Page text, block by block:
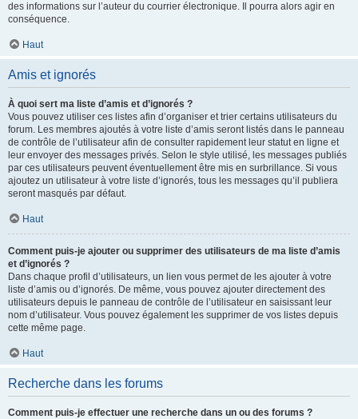
des informations sur l’auteur du courrier électronique. Il pourra alors agir en
conséquence.
Haut
Amis et ignorés
À quoi sert ma liste d’amis et d’ignorés ?
Vous pouvez utiliser ces listes afin d’organiser et trier certains utilisateurs du
forum. Les membres ajoutés à votre liste d’amis seront listés dans le panneau
de contrôle de l’utilisateur afin de consulter rapidement leur statut en ligne et
leur envoyer des messages privés. Selon le style utilisé, les messages publiés
par ces utilisateurs peuvent éventuellement être mis en surbrillance. Si vous
ajoutez un utilisateur à votre liste d’ignorés, tous les messages qu’il publiera
seront masqués par défaut.
Haut
Comment puis-je ajouter ou supprimer des utilisateurs de ma liste d’amis
et d’ignorés ?
Dans chaque profil d’utilisateurs, un lien vous permet de les ajouter à votre
liste d’amis ou d’ignorés. De même, vous pouvez ajouter directement des
utilisateurs depuis le panneau de contrôle de l’utilisateur en saisissant leur
nom d’utilisateur. Vous pouvez également les supprimer de vos listes depuis
cette même page.
Haut
Recherche dans les forums
Comment puis-je effectuer une recherche dans un ou des forums ?